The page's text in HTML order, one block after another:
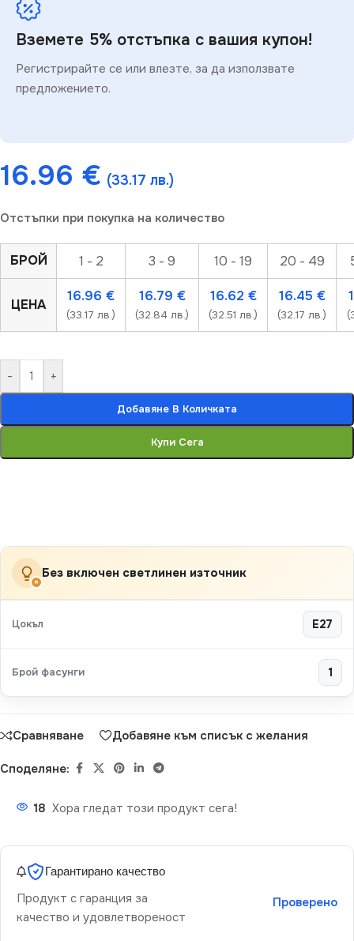
Вземете 5% отстъпка с вашия купон!
Регистрирайте се или влезте, за да използвате
предложението.
16.96 € (33.17 лв.)
Отстъпки при покупка на количество
БРОЙ 1 - 2 3 - 9 10 - 19 20 - 49
ЦЕНА
16.96 €
(33.17 лв.)
16.79 €
(32.84 лв.)
16.62 €
(32.51 лв.)
16.45 €
(32.17 лв.)
- +
Добавяне В Количката
Купи Сега
×
Без включен светлинен източник
Цокъл E27
Брой фасунги 1
Сравняване Добавяне към списък с желания
Споделяне:
18 Хора гледат този продукт сега!
Гарантирано качество
Продукт с гаранция за
качество и удовлетвореност
Проверено